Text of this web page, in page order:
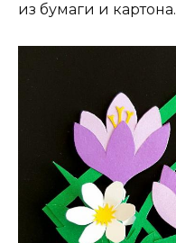
из бумаги и картона.